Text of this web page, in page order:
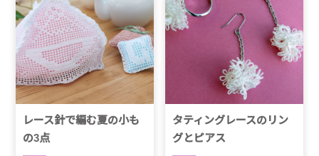
レース針で編む夏の小も
の3点
タティングレースのリン
グとピアス